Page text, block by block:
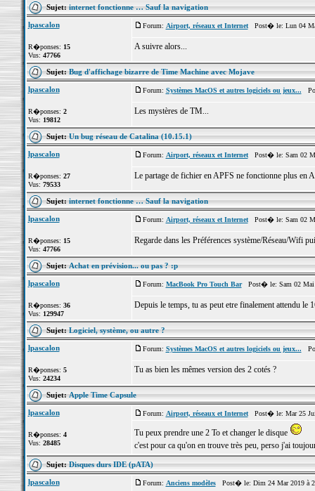
Sujet:internet fonctionne … Sauf la navigation
lpascalon
R�ponses: 15
Vus: 47766
Forum: Airport, réseaux et InternetPost� le: Lun 04
A suivre alors...
Sujet:Bug d'affichage bizarre de Time Machine avec Mojave
lpascalon
R�ponses: 2
Vus: 19812
Forum: Systèmes MacOS et autres logiciels ou jeux...
Les mystères de TM...
Sujet:Un bug réseau de Catalina (10.15.1)
lpascalon
R�ponses: 27
Vus: 79533
Forum: Airport, réseaux et InternetPost� le: Sam 02
Le partage de fichier en APFS ne fonctionne plus en
Sujet:internet fonctionne … Sauf la navigation
lpascalon
R�ponses: 15
Vus: 47766
Forum: Airport, réseaux et InternetPost� le: Sam 02
Regarde dans les Préférences système/Réseau/Wifi
Sujet:Achat en prévision... ou pas ? :p
lpascalon
R�ponses: 36
Vus: 129947
Forum: MacBook Pro Touch BarPost� le: Sam 02 Mai
Depuis le temps, tu as peut etre finalement attendu le
Sujet:Logiciel, système, ou autre ?
lpascalon
R�ponses: 5
Vus: 24234
Forum: Systèmes MacOS et autres logiciels ou jeux...
Tu as bien les mêmes version des 2 cotés ?
Sujet:Apple Time Capsule
lpascalon
R�ponses: 4
Vus: 28485
Forum: Airport, réseaux et InternetPost� le: Mar 25
Tu peux prendre une 2 To et changer le disque
c'est pour ca qu'on en trouve très peu, perso j'ai
Sujet:Disques durs IDE (pATA)
lpascalon Forum: Anciens modèlesPost� le: Dim 24 Mar 2019 à